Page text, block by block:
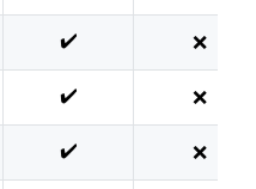
✔️ ❌
✔️ ❌
✔️ ❌